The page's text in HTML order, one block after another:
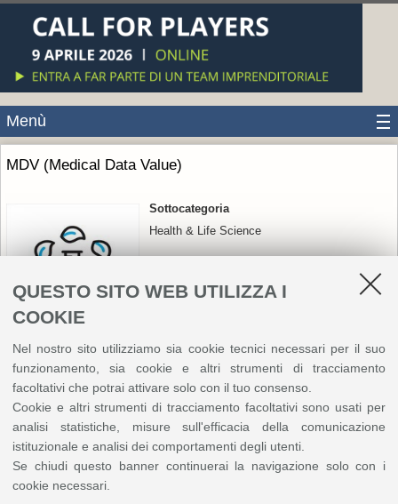
QUESTO SITO WEB UTILIZZA I
COOKIE
Nel nostro sito utilizziamo sia cookie tecnici necessari per il suo
funzionamento, sia cookie e altri strumenti di tracciamento
facoltativi che potrai attivare solo con il tuo consenso.
Cookie e altri strumenti di tracciamento facoltativi sono usati per
analisi statistiche, misure sull'efficacia della comunicazione
istituzionale e analisi dei comportamenti degli utenti.
Se chiudi questo banner continuerai la navigazione solo con i
cookie necessari.
Menù
MDV (Medical Data Value)
Sottocategoria
Health & Life Science
MDV è una piattaforma integrata per il pre-triage digitale
e l’orientamento dei pazienti, progettata per rendere più
efficiente l’accesso ai servizi sanitari. Grazie a un
assistente virtuale e a strumenti di gestione dei flussi, il
progetto supporta un indirizzamento più appropriato tra
diversi punti di accesso alla cura, contribuendo a
semplificare i percorsi e a ridurre inefficienze e
sovraccarichi.